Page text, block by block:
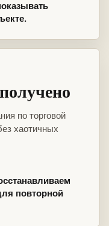
по торговой
хаотичных
повторной